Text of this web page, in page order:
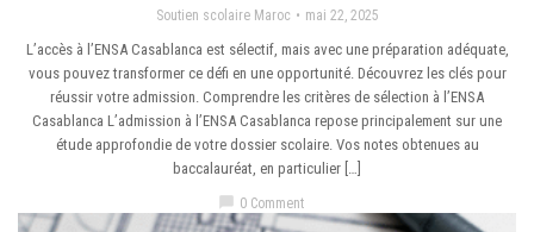
Soutien scolaire Maroc mai 22, 2025
L’accès à l’ENSA Casablanca est sélectif, mais avec une préparation adéquate,
vous pouvez transformer ce défi en une opportunité. Découvrez les clés pour
réussir votre admission. Comprendre les critères de sélection à l’ENSA
Casablanca L’admission à l’ENSA Casablanca repose principalement sur une
étude approfondie de votre dossier scolaire. Vos notes obtenues au
baccalauréat, en particulier […]
0 Comment